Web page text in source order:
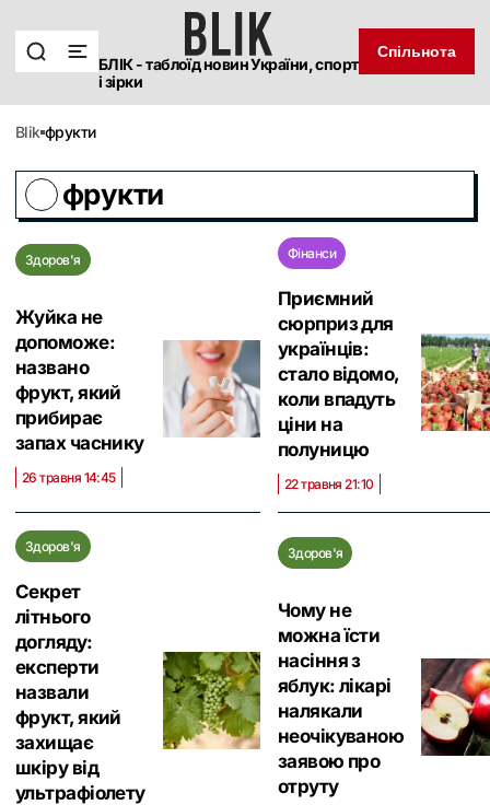
БЛІК - таблоїд новин України, спорт
і зірки
Спільнота
blik фрукти
фрукти
Здоров'я
Жуйка не
допоможе:
названо
фрукт, який
прибирає
запах часнику
26 травня 14:45
Фінанси
Приємний
сюрприз для
українців:
стало відомо,
коли впадуть
ціни на
полуницю
22 травня 21:10
Здоров'я
Секрет
літнього
догляду:
експерти
назвали
фрукт, який
захищає
шкіру від
ультрафіолету
Здоров'я
Чому не
можна їсти
насіння з
яблук: лікарі
налякали
неочікуваною
заявою про
отруту